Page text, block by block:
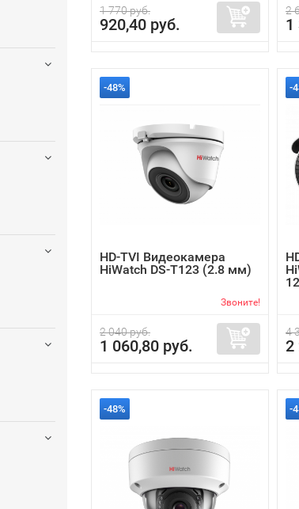
1 770 руб.
920,40 руб.
2
1
-48%
HD-TVI Видеокамера
HiWatch DS-T123 (2.8 мм)
Звоните!
2 040 руб.
1 060,80 руб.
-
4
2
-48% -